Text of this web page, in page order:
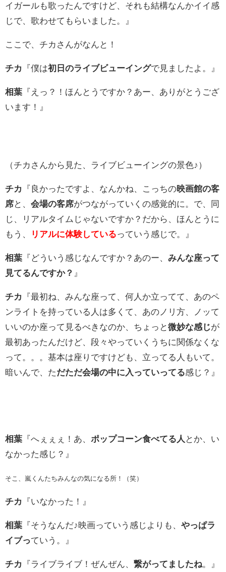
イガールも歌ったんですけど、それも結構なんかイイ感
じで、歌わせてもらいました。』
ここで、チカさんがなんと！
チカ 『僕は初日のライブビューイングで見ましたよ。』
相葉 『えっ？！ほんとうですか？あー、ありがとうござ
います！』
（チカさんから見た、ライブビューイングの景色♪）
チカ 『良かったですよ、なんかね、こっちの映画館の客
席と、 会場の客席がつながっていくの感覚的に。で、同
じ、リアルタイムじゃないですか？だから、ほんとうに
もう、
リアルに体験しているっていう感じで。』
相葉 『どういう感じなんですか？あのー、 みんな座って
見てるんですか？ 』
チカ
『最初ね、みんな座って、何人か立ってて、あのペ
ンライトを持っている人は多くて、あのノリ方、ノッて
いいのか座って見るべきなのか、ちょっと微妙な感じが
最初あったんだけど、段々やっていくうちに関係なくな
って。。。基本は座りですけども、立ってる人もいて。
暗いんで、ただただ会場の中に入っていってる感じ？』
相葉 『へぇぇぇ！あ、 ポップコーン食べてる人 とか、い
なかった感じ？』
そこ、嵐くんたちみんなの気になる所！（笑）
チカ 『いなかった！』
相葉 『そうなんだ♪映画っていう感じよりも、 やっぱラ
イブっていう。』
チカ 『ライブライブ！ぜんぜん、 繋がってましたね 。』